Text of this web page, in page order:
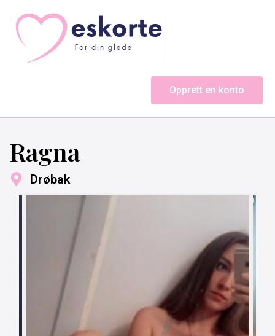
Opprett en konto
Ragna
Drøbak